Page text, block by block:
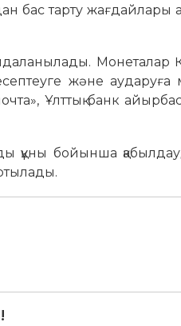
бас тарту жағдайлары
Монеталар
және аударуға
Ұлттық банк
құны бойынша